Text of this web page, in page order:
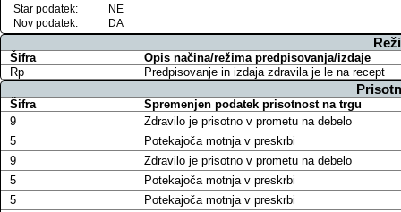
Star podatek:
NE
Nov podatek:
DA
Šifra
Opis načina/režima predpisovanja/izdaje
Rp
Predpisovanje in izdaja zdravila je le na recept
Šifra
Spremenjen podatek prisotnost na trgu
9
Zdravilo je prisotno v prometu na debelo
5
Potekajoča motnja v preskrbi
9
Zdravilo je prisotno v prometu na debelo
5
Potekajoča motnja v preskrbi
5
Potekajoča motnja v preskrbi